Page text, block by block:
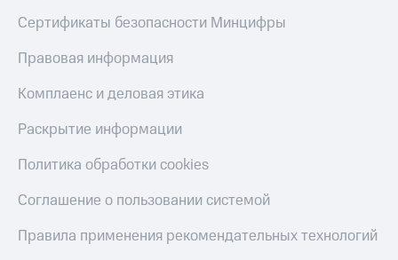
Сертификаты безопасности Минцифры
Правовая информация
Комплаенс и деловая этика
Раскрытие информации
Политика обработки cookies
Соглашение о пользовании системой
Правила применения рекомендательных технологий